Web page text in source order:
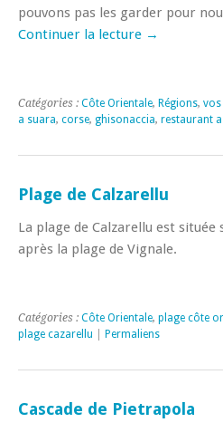
pouvons pas les garder pour
Continuer la lecture →
Catégories : Côte Orientale, Régions, vos
a suara, corse, ghisonaccia, restaurant
Plage de Calzarellu
La plage de Calzarellu est
après la plage de Vignale.
Catégories : Côte Orientale, plage côte
plage cazarellu
Permaliens
Cascade de Pietrapola